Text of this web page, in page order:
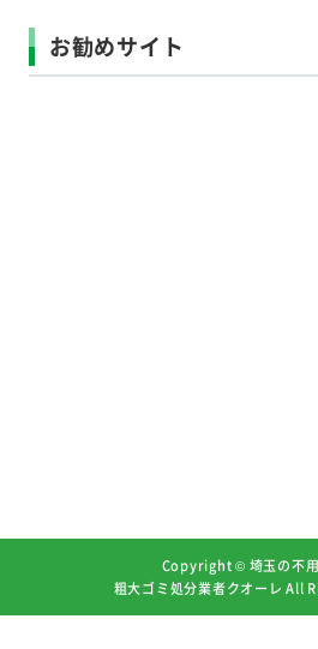
お勧めサイト
Copyright © 埼玉の不
粗大ゴミ処分業者クオーレ All